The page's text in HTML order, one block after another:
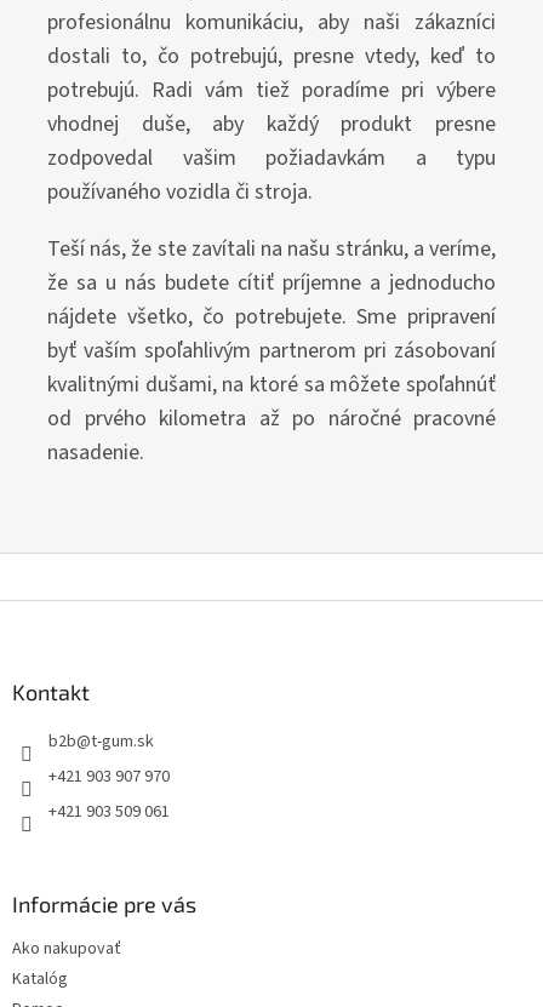
profesionálnu komunikáciu, aby naši zákazníci
dostali to, čo potrebujú, presne vtedy, keď to
potrebujú. Radi vám tiež poradíme pri výbere
vhodnej duše, aby každý produkt presne
zodpovedal vašim požiadavkám a typu
používaného vozidla či stroja.
Teší nás, že ste zavítali na našu stránku, a veríme,
že sa u nás budete cítiť príjemne a jednoducho
nájdete všetko, čo potrebujete. Sme pripravení
byť vaším spoľahlivým partnerom pri zásobovaní
kvalitnými dušami, na ktoré sa môžete spoľahnúť
od prvého kilometra až po náročné pracovné
nasadenie.
Kontakt
b2b@t-gum.sk
+421 903 907 970
+421 903 509 061
Informácie pre vás
Ako nakupovať
Katalóg